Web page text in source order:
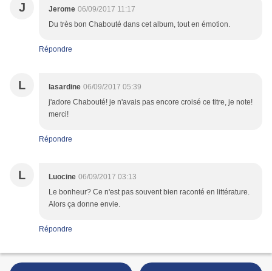
J Jerome 06/09/2017 11:17
Du très bon Chabouté dans cet album, tout en émotion.
Répondre
L lasardine 06/09/2017 05:39
j'adore Chabouté! je n'avais pas encore croisé ce titre, je note!
merci!
Répondre
L Luocine 06/09/2017 03:13
Le bonheur? Ce n'est pas souvent bien raconté en littérature.
Alors ça donne envie.
Répondre